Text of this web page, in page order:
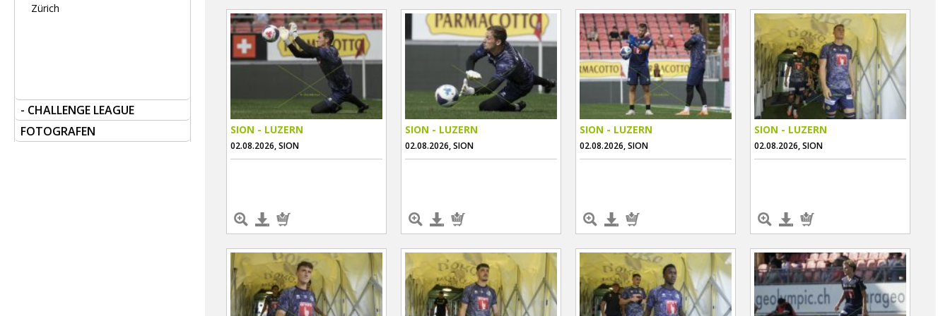
Zürich
- CHALLENGE LEAGUE
FOTOGRAFEN
SION - LUZERN
02.08.2026, SION
SION - LUZERN
02.08.2026, SION
SION - LUZERN
02.08.2026, SION
SION - LUZERN
02.08.2026, SION